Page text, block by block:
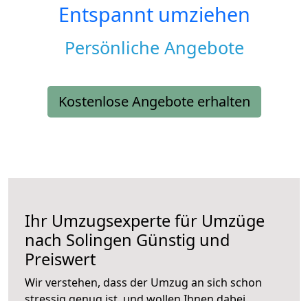
Entspannt umziehen
Persönliche Angebote
Kostenlose Angebote erhalten
Ihr Umzugsexperte für Umzüge
nach Solingen Günstig und
Preiswert
Wir verstehen, dass der Umzug an sich schon